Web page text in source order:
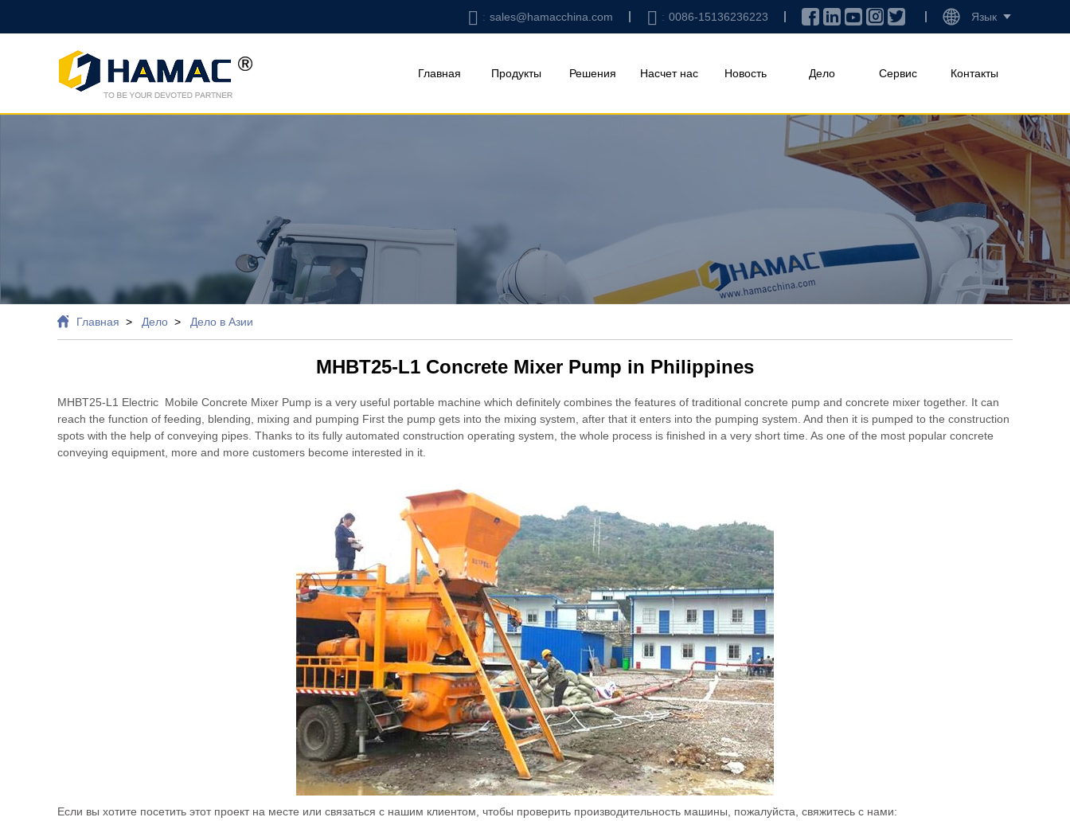
sales@hamacchina.com 0086-15136236223 Язык
Главная Продукты Решения Насчет нас Новость Дело Сервис Контакты
Главная Дело Дело в Азии
MHBT25-L1 Concrete Mixer Pump in Philippines
MHBT25-L1 Electric Mobile Concrete Mixer Pump is a very useful portable machine which definitely combines the features of traditional concrete pump and concrete mixer together. It can
reach the function of feeding, blending, mixing and pumping First the pump gets into the mixing system, after that it enters into the pumping system. And then it is pumped to the construction
spots with the help of conveying pipes. Thanks to its fully automated construction operating system, the whole process is finished in a very short time. As one of the most popular concrete
conveying equipment, more and more customers become interested in it.
Если вы хотите посетить этот проект на месте или связаться с нашим клиентом, чтобы проверить производительность машины, пожалуйста, свяжитесь с нами: